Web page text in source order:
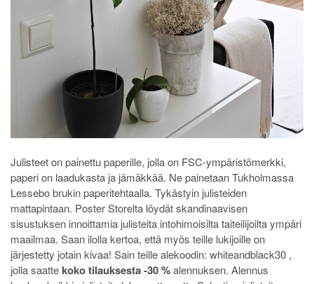
Julisteet on painettu paperille, jolla on FSC-ympäristömerkki,
paperi on laadukasta ja jämäkkää. Ne painetaan Tukholmassa
Lessebo brukin paperitehtaalla. Tykästyin julisteiden
mattapintaan. Poster Storelta löydät skandinaavisen
sisustuksen innoittamia julisteita intohimoisilta taiteilijoilta ympäri
maailmaa. Saan ilolla kertoa, että myös teille lukijoille on
järjestetty jotain kivaa! Sain teille alekoodin: whiteandblack30 ,
jolla saatte koko tilauksesta -30 %alennuksen. Alennus